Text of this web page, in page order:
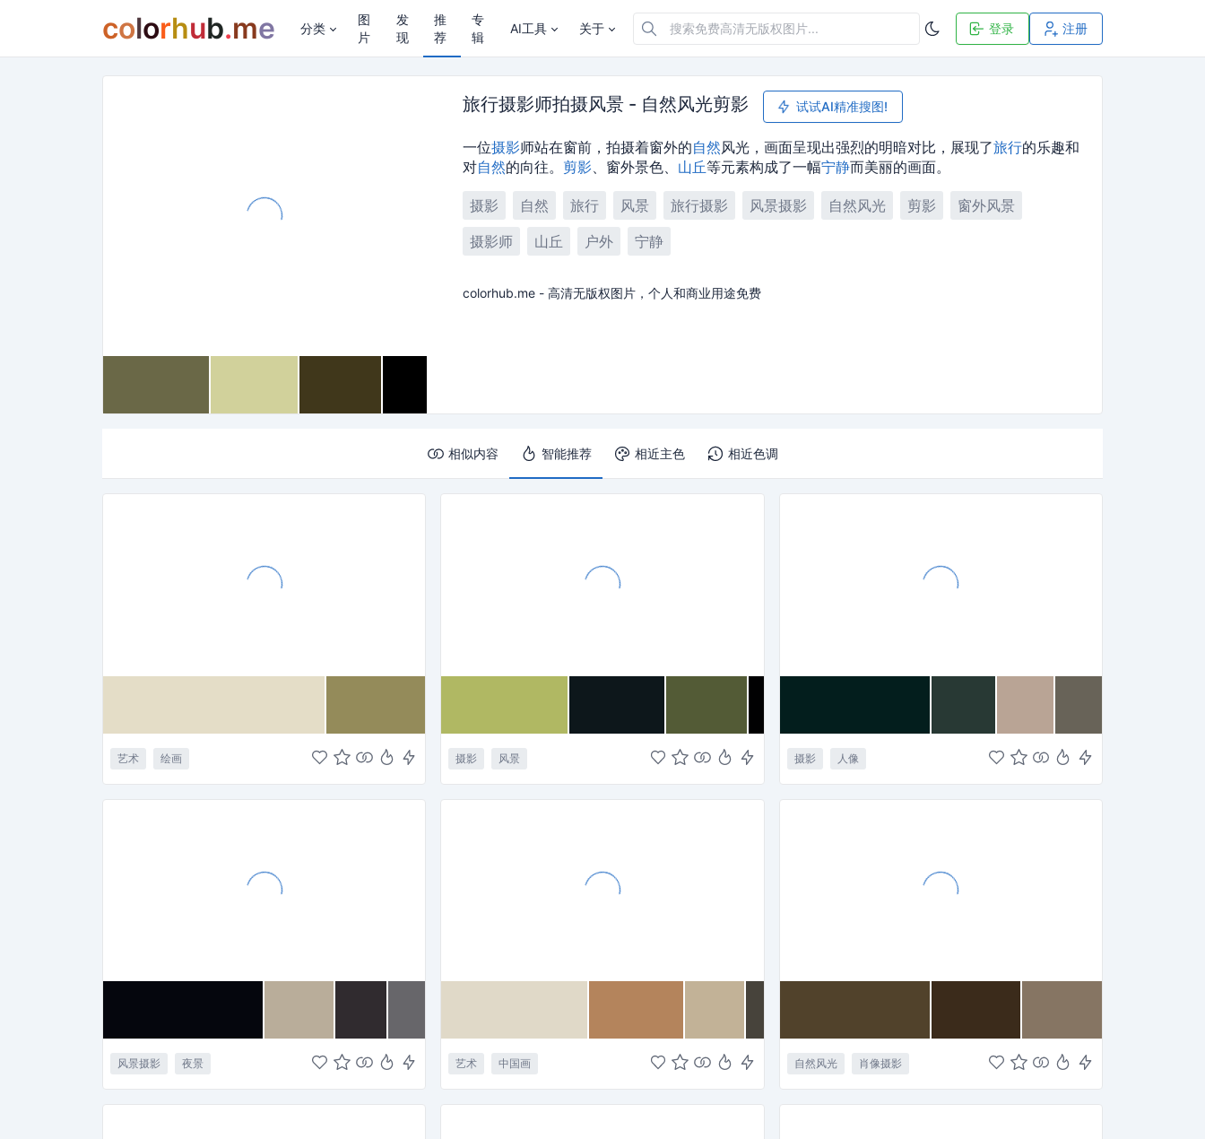
colorhub.me 登录 注册
分类
图
片
发
现
推
荐
专
辑
AI工具 关于
旅行摄影师拍摄风景 - 自然风光剪影 试试AI精准搜图!
一位摄影师站在窗前，拍摄着窗外的自然风光，画面呈现出强烈的明暗对比，展现了旅行的乐趣和
对自然的向往。 剪影、窗外景色、 山丘等元素构成了一幅宁静而美丽的画面。
摄影 自然 旅行 风景 旅行摄影 风景摄影 自然风光 剪影
窗外风景
摄影师
山丘 户外 宁静
colorhub.me - 高清无版权图片，个人和商业用途免费
相似内容 智能推荐 相近主色 相近色调
艺术 绘画 摄影 风景 摄影 人像
风景摄影 夜景 艺术 中国画 自然风光 肖像摄影